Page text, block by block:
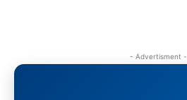
- Advertisment -